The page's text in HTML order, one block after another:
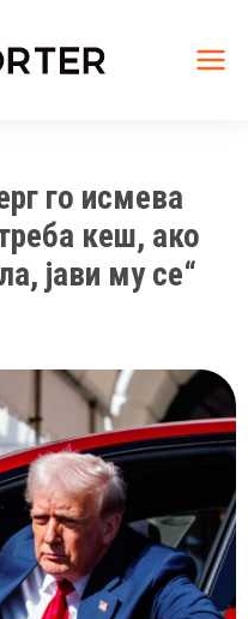
го исмева
кеш, ако
јави му се“